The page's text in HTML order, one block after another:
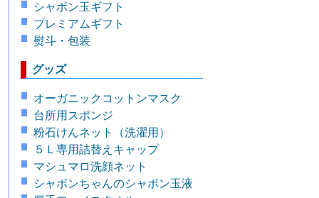
シャボン玉ギフト
プレミアムギフト
熨斗・包装
グッズ
オーガニックコットンマスク
台所用スポンジ
粉石けんネット（洗濯用）
５Ｌ専用詰替えキャップ
マシュマロ洗顔ネット
シャボンちゃんのシャボン玉液